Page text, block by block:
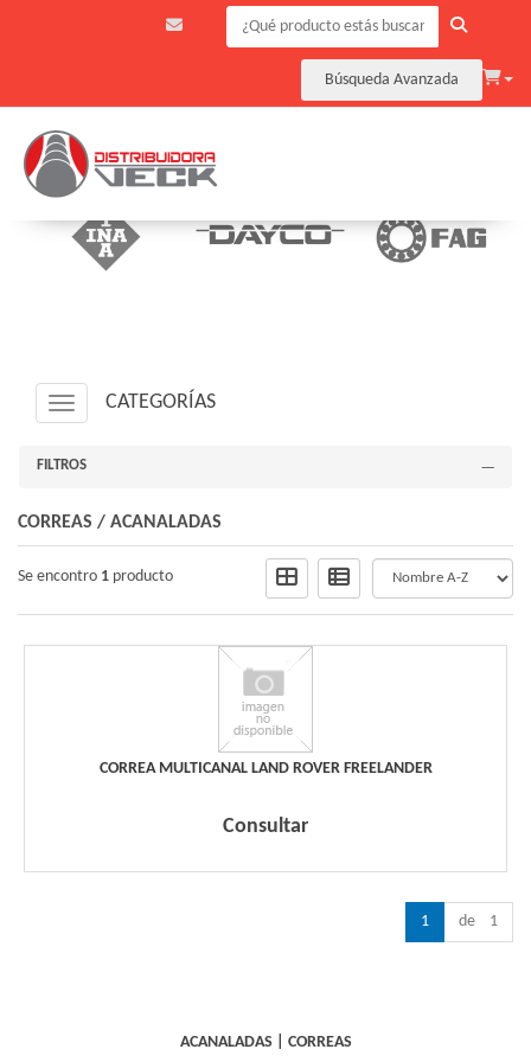
Búsqueda Avanzada
Navigation ein-/ausblenden
CATEGORÍAS
FILTROS
CORREAS / ACANALADAS
Se encontro 1 producto
CORREA MULTICANAL LAND ROVER FREELANDER
Consultar
1 de 1
ACANALADAS CORREAS